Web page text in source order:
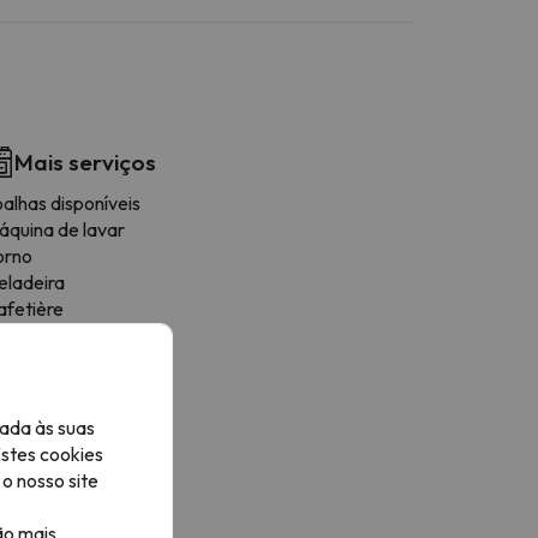
Mais serviços
disponíveis
de lavar
de refeições
às suas
cookies
nosso site
mais